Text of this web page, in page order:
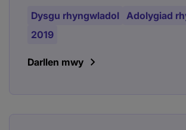
Dysgu rhyngwladol Adolygiad
2019
Darllen mwy